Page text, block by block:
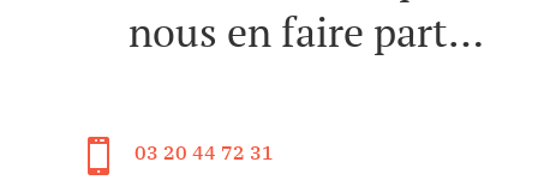
nous en faire part…
 03 20 44 72 31